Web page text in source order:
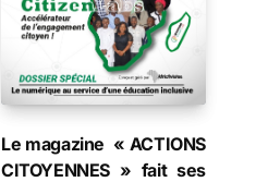
Le magazine « ACTIONS
CITOYENNES » fait ses